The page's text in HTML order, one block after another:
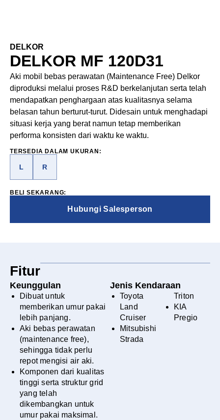
DELKOR
DELKOR MF 120D31
Aki mobil bebas perawatan (Maintenance Free) Delkor
diproduksi melalui proses R&D berkelanjutan serta telah
mendapatkan penghargaan atas kualitasnya selama
belasan tahun berturut-turut. Didesain untuk menghadapi
situasi kerja yang berat namun tetap memberikan
performa konsisten dari waktu ke waktu.
TERSEDIA DALAM UKURAN:
L R
BELI SEKARANG:
Hubungi Salesperson
Fitur
Keunggulan
Dibuat untuk
memberikan umur pakai
lebih panjang.
Aki bebas perawatan
(maintenance free),
sehingga tidak perlu
repot mengisi air aki.
Komponen dari kualitas
tinggi serta struktur grid
yang telah
dikembangkan untuk
umur pakai maksimal.
Jenis Kendaraan
Toyota
Land
Cruiser
Mitsubishi
Strada
Triton
KIA
Pregio